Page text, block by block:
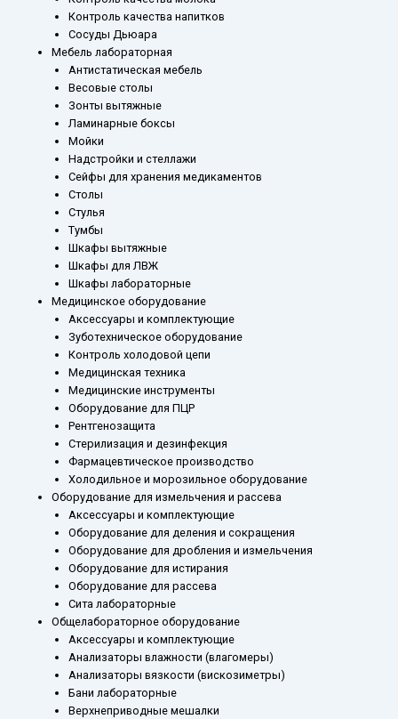
Контроль качества напитков
Сосуды Дьюара
Мебель лабораторная
Антистатическая мебель
Весовые столы
Зонты вытяжные
Ламинарные боксы
Мойки
Надстройки и стеллажи
Сейфы для хранения медикаментов
Столы
Стулья
Тумбы
Шкафы вытяжные
Шкафы для ЛВЖ
Шкафы лабораторные
Медицинское оборудование
Аксессуары и комплектующие
Зуботехническое оборудование
Контроль холодовой цепи
Медицинская техника
Медицинские инструменты
Оборудование для ПЦР
Рентгенозащита
Стерилизация и дезинфекция
Фармацевтическое производство
Холодильное и морозильное оборудование
Оборудование для измельчения и рассева
Аксессуары и комплектующие
Оборудование для деления и сокращения
Оборудование для дробления и измельчения
Оборудование для истирания
Оборудование для рассева
Сита лабораторные
Общелабораторное оборудование
Аксессуары и комплектующие
Анализаторы влажности (влагомеры)
Анализаторы вязкости (вискозиметры)
Бани лабораторные
Верхнеприводные мешалки